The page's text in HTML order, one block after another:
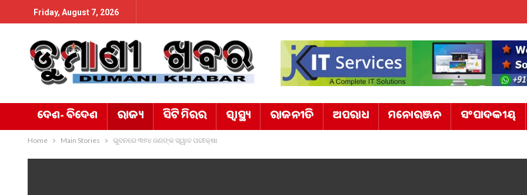
Friday, August 7, 2026
ଦେଶ- ବିଦେଶ ରାଜ୍ୟ ସିଟି ମିରର ସ୍ୱାସ୍ଥ୍ୟ ରାଜନୀତି ଅପରାଧ ମନୋରଞ୍ଜନ ସଂପାଦକୀୟ
Home Main Stories ଭୁବନରେ ୩୭୪ ଜଣଙ୍କ ସ୍ୱାବ ପରୀକ୍ଷା